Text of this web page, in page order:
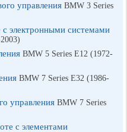
управления BMW 3 Series
с электронными системами
BMW 5 Series E12 (1972-
BMW 7 Series E32 (1986-
управления BMW 7 Series
с элементами